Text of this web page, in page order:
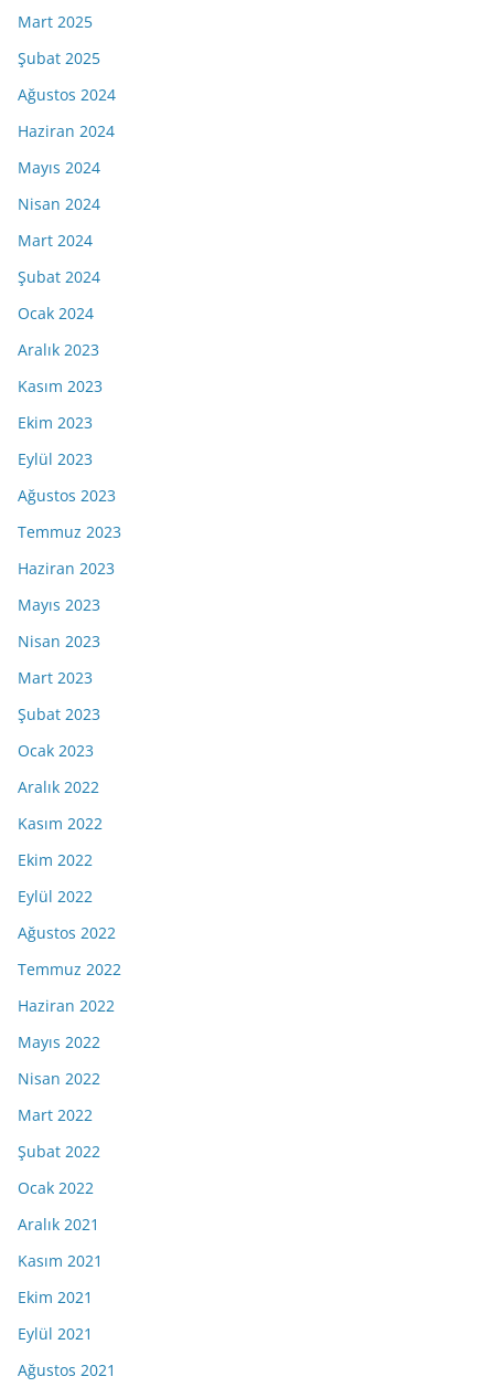
Mart 2025
Şubat 2025
Ağustos 2024
Haziran 2024
Mayıs 2024
Nisan 2024
Mart 2024
Şubat 2024
Ocak 2024
Aralık 2023
Kasım 2023
Ekim 2023
Eylül 2023
Ağustos 2023
Temmuz 2023
Haziran 2023
Mayıs 2023
Nisan 2023
Mart 2023
Şubat 2023
Ocak 2023
Aralık 2022
Kasım 2022
Ekim 2022
Eylül 2022
Ağustos 2022
Temmuz 2022
Haziran 2022
Mayıs 2022
Nisan 2022
Mart 2022
Şubat 2022
Ocak 2022
Aralık 2021
Kasım 2021
Ekim 2021
Eylül 2021
Ağustos 2021